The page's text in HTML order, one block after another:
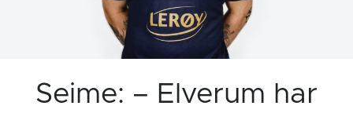
Seime: – Elverum har